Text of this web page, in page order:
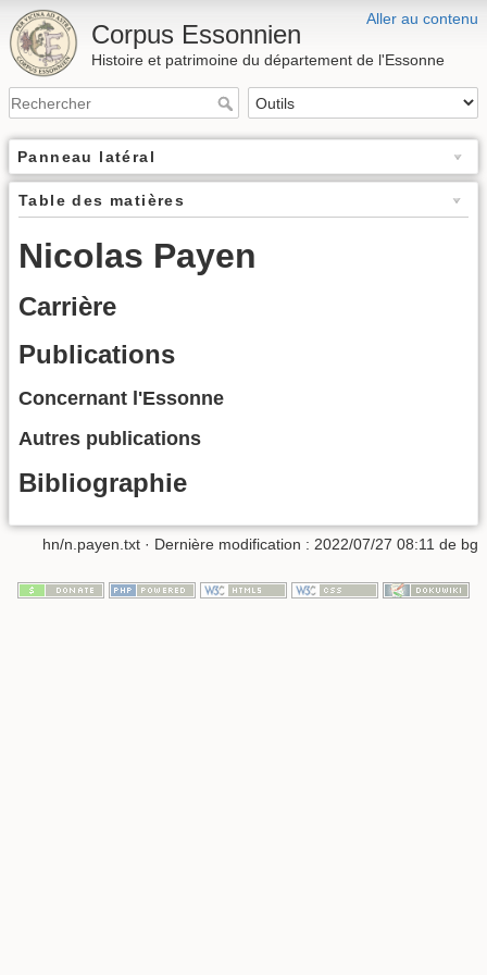
Aller au contenu
Corpus Essonnien
Histoire et patrimoine du département de l'Essonne
Panneau latéral
Table des matières
Nicolas Payen
Carrière
Publications
Concernant l'Essonne
Autres publications
Bibliographie
hn/n.payen.txt · Dernière modification : 2022/07/27 08:11 de bg